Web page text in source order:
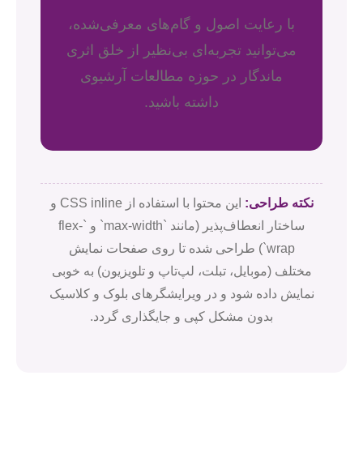
با رعایت اصول و گام‌های معرفی‌شده،
می‌توانید تجربه‌ای بی‌نظیر از خلق اثری
ماندگار در حوزه مطالعات آرشیوی
داشته باشید.
نکته طراحی:
این محتوا با استفاده از CSS inline و
ساختار انعطاف‌پذیر (مانند `max-width` و `flex-
wrap`) طراحی شده تا روی صفحات نمایش
مختلف (موبایل، تبلت، لپ‌تاپ و تلویزیون) به خوبی
نمایش داده شود و در ویرایشگرهای بلوک و کلاسیک
بدون مشکل کپی و جایگذاری گردد.